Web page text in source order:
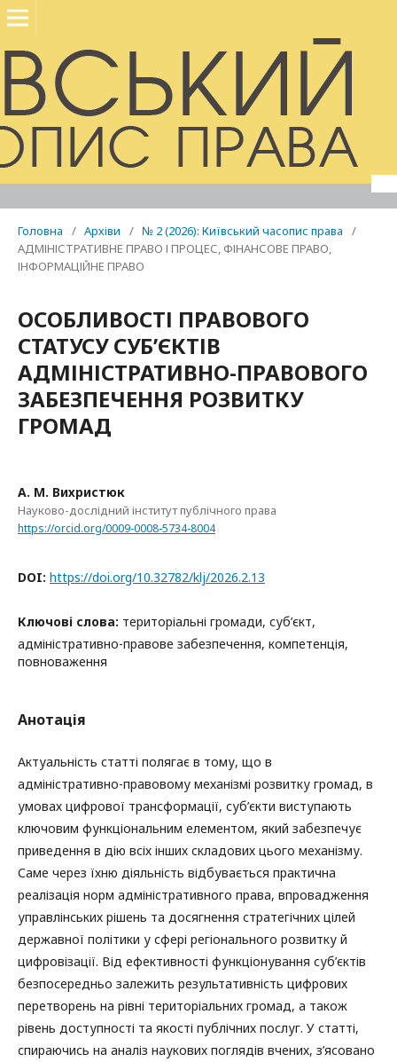
Головна / Архіви / № 2 (2026): Київський часопис права
/
АДМІНІСТРАТИВНЕ ПРАВО І ПРОЦЕС, ФІНАНСОВЕ ПРАВО,
ІНФОРМАЦІЙНЕ ПРАВО
ОСОБЛИВОСТІ ПРАВОВОГО
СТАТУСУ СУБ’ЄКТІВ
АДМІНІСТРАТИВНО-ПРАВОВОГО
ЗАБЕЗПЕЧЕННЯ РОЗВИТКУ
ГРОМАД
А. М. Вихристюк
Науково-дослідний інститут публічного права
https://orcid.org/0009-0008-5734-8004
DOI: https://doi.org/10.32782/klj/2026.2.13
Ключові слова: територіальні громади, суб’єкт,
адміністративно-правове забезпечення, компетенція,
повноваження
Анотація
Актуальність статті полягає в тому, що в
адміністративно-правовому механізмі розвитку громад, в
умовах цифрової трансформації, суб’єкти виступають
ключовим функціональним елементом, який забезпечує
приведення в дію всіх інших складових цього механізму.
Саме через їхню діяльність відбувається практична
реалізація норм адміністративного права, впровадження
управлінських рішень та досягнення стратегічних цілей
державної політики у сфері регіонального розвитку й
цифровізації. Від ефективності функціонування суб’єктів
безпосередньо залежить результативність цифрових
перетворень на рівні територіальних громад, а також
рівень доступності та якості публічних послуг. У статті,
спираючись на аналіз наукових поглядів вчених, з’ясовано